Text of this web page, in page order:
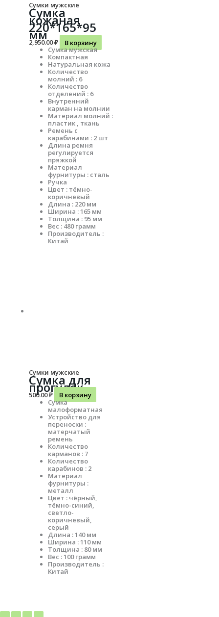
Сумки мужские
Сумка
кожаная
220*165*95
мм
2,950.00₽
В корзину
Сумка мужская
Компактная
Натуральная кожа
Количество
молний : 6
Количество
отделений : 6
Внутренний
карман на молнии
Материал молний :
пластик , ткань
Ремень с
карабинами : 2 шт
Длина ремня
регулируется
пряжкой
Материал
фурнитуры : сталь
Ручка
Цвет : тёмно-
коричневый
Длина : 220 мм
Ширина : 165 мм
Толщина : 95 мм
Вес : 480 грамм
Производитель :
Китай
Сумки мужские
Сумка для
прогулок
500.00₽
В корзину
Сумка
малоформатная
Устройство для
переноски :
матерчатый
ремень
Количество
карманов : 7
Количество
карабинов : 2
Материал
фурнитуры :
металл
Цвет : чёрный,
тёмно-синий,
светло-
коричневый,
серый
Длина : 140 мм
Ширина : 110 мм
Толщина : 80 мм
Вес : 100 грамм
Производитель :
Китай